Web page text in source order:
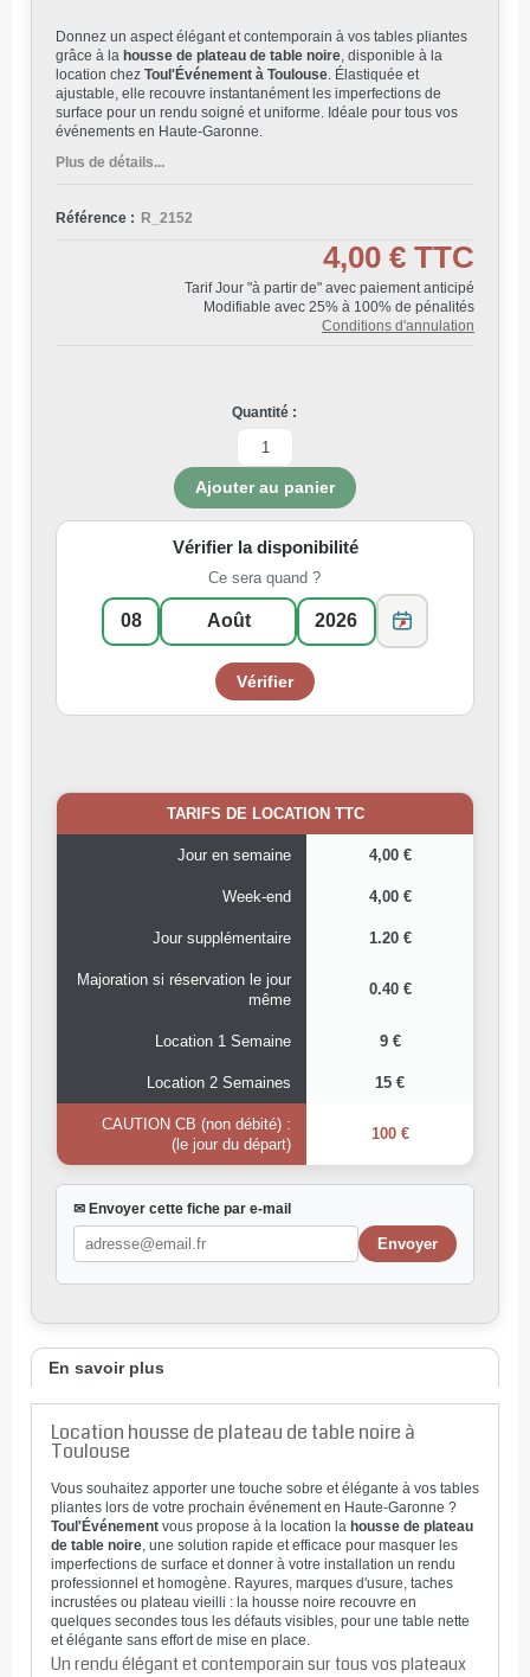
Donnez un aspect élégant et contemporain à vos tables pliantes
grâce à la housse de plateau de table noire, disponible à la
location chez Toul'Événement à Toulouse. Élastiquée et
ajustable, elle recouvre instantanément les imperfections de
surface pour un rendu soigné et uniforme. Idéale pour tous vos
événements en Haute-Garonne.
Plus de détails...
Référence : R_2152
4,00 € TTC
Tarif Jour "à partir de" avec paiement anticipé
Modifiable avec 25% à 100% de pénalités
Conditions d'annulation
Quantité :
Vérifier la disponibilité
Ce sera quand ?
TARIFS DE LOCATION TTC
Jour en semaine 4,00 €
Week-end 4,00 €
Jour supplémentaire 1.20 €
Majoration si réservation le jour
même
0.40 €
Location 1 Semaine 9 €
Location 2 Semaines 15 €
CAUTION CB (non débité) :
(le jour du départ)
100 €
✉ Envoyer cette fiche par e-mail
En savoir plus
Location housse de plateau de table noire à
Toulouse
Vous souhaitez apporter une touche sobre et élégante à vos tables
pliantes lors de votre prochain événement en Haute-Garonne ?
Toul'Événement vous propose à la location la housse de plateau
de table noire, une solution rapide et efficace pour masquer les
imperfections de surface et donner à votre installation un rendu
professionnel et homogène. Rayures, marques d'usure, taches
incrustées ou plateau vieilli : la housse noire recouvre en
quelques secondes tous les défauts visibles, pour une table nette
et élégante sans effort de mise en place.
Un rendu élégant et contemporain sur tous vos plateaux